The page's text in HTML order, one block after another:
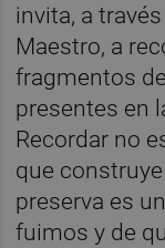
invita, a
Maestro, a
fragmentos
presentes en
Recordar no
que
preserva es
fuimos y de